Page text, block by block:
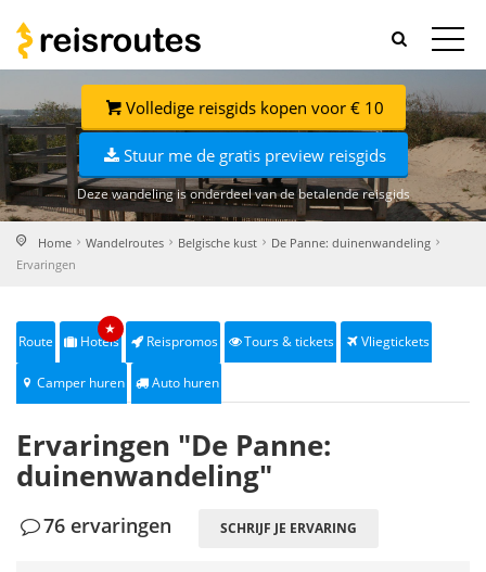
Volledige reisgids kopen voor € 10
Stuur me de gratis preview reisgids
Deze wandeling is onderdeel van de betalende reisgids
Home Wandelroutes Belgische kust
De Panne: duinenwandeling
Ervaringen
Route Hotels
★
Reispromos Tours & tickets Vliegtickets
Camper huren Auto huren
Ervaringen "De Panne:
duinenwandeling"
76 ervaringen SCHRIJF JE ERVARING